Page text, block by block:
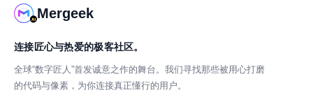
Mergeek
连接匠心与热爱的极客社区。
全球“数字匠人”首发诚意之作的舞台。我们寻找那些被用心打磨
的代码与像素，为你连接真正懂行的用户。